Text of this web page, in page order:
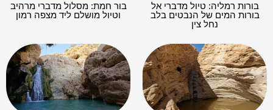
בורות רמליה: טיול מדברי אל
בורות המים של הנבטים בלב
נחל צין
בור חמת: מסלול מדברי מרהיב
וטיול מושלם ליד מצפה רמון